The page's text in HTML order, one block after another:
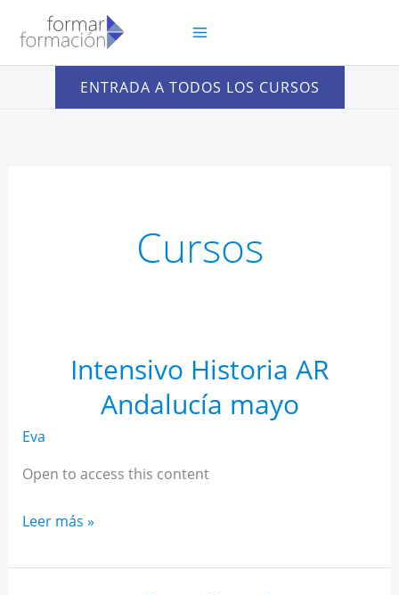
contenido
ENTRADA A TODOS LOS CURSOS
Cursos
Intensivo Historia AR
Andalucía mayo
Eva
Open to access this content
Intensivo
AR
Leer más »